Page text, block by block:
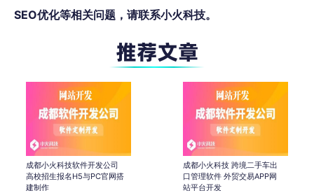
SEO优化等相关问题，请联系小火科技。
成都小火科技软件开发公司
高校招生报名H5与PC官网搭
建制作
成都小火科技 跨境二手车出
口管理软件 外贸交易APP网
站平台开发